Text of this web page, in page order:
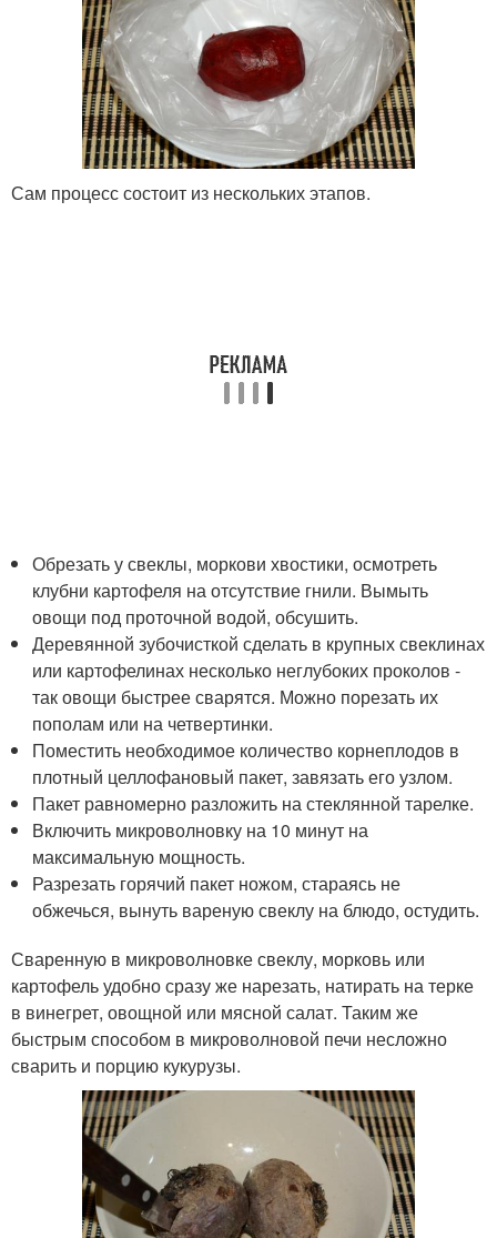
Сам процесс состоит из нескольких этапов.
Обрезать у свеклы, моркови хвостики, осмотреть
клубни картофеля на отсутствие гнили. Вымыть
овощи под проточной водой, обсушить.
Деревянной зубочисткой сделать в крупных свеклинах
или картофелинах несколько неглубоких проколов -
так овощи быстрее сварятся. Можно порезать их
пополам или на четвертинки.
Поместить необходимое количество корнеплодов в
плотный целлофановый пакет, завязать его узлом.
Пакет равномерно разложить на стеклянной тарелке.
Включить микроволновку на 10 минут на
максимальную мощность.
Разрезать горячий пакет ножом, стараясь не
обжечься, вынуть вареную свеклу на блюдо, остудить.
Сваренную в микроволновке свеклу, морковь или
картофель удобно сразу же нарезать, натирать на терке
в винегрет, овощной или мясной салат. Таким же
быстрым способом в микроволновой печи несложно
сварить и порцию кукурузы.